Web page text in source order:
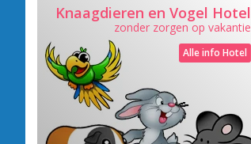
Knaagdieren en Vogel Hotel
zonder zorgen op vakantie
Alle info Hotel